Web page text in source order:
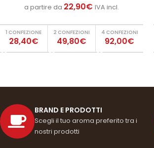
a partire da 22,90€ IVA incl.
1 CONFEZIONE
28,40€
2 CONFEZIONI
49,80€
4 CONFEZIONI
92,00€
BRAND E PRODOTTI
Scegli il tuo aroma preferito tra i
nostri prodotti